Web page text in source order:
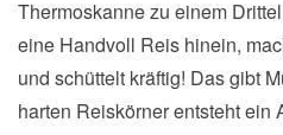
Thermoskanne zu einem
eine Handvoll Reis hinein,
und schüttelt kräftig! Das gibt
harten Reiskörner entsteht ein